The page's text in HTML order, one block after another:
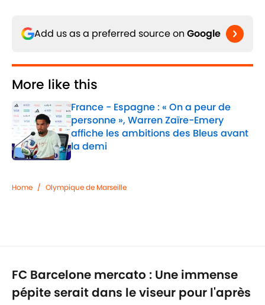
Add us as a preferred source on Google
More like this
France - Espagne : « On a peur de
personne », Warren Zaïre-Emery
affiche les ambitions des Bleus avant
la demi
Published by on Invalid Date
Home / Olympique de Marseille
FC Barcelone mercato : Une immense
pépite serait dans le viseur pour l'après